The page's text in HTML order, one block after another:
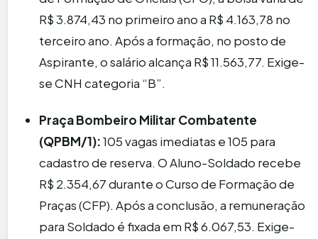
R$ 3.874,43 no primeiro ano a R$ 4.163,78 no
terceiro ano. Após a formação, no posto de
Aspirante, o salário alcança R$ 11.563,77. Exige-
se CNH categoria “B”.
Praça Bombeiro Militar Combatente
(QPBM/1):105 vagas imediatas e 105 para
cadastro de reserva. O Aluno-Soldado recebe
R$ 2.354,67 durante o Curso de Formação de
Praças (CFP). Após a conclusão, a remuneração
para Soldado é fixada em R$ 6.067,53. Exige-